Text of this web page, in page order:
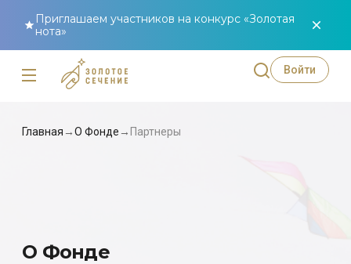
Приглашаем участников на конкурс «Золотая
нота»
Войти
Главная →О Фонде → Партнеры
О Фонде